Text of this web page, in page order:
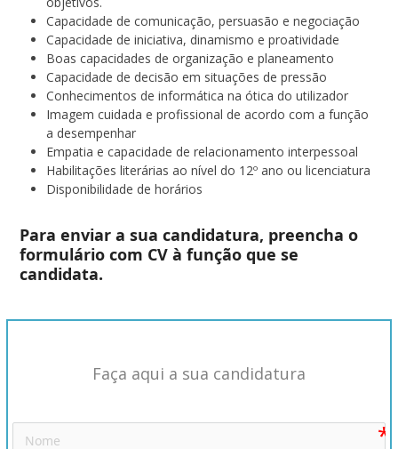
Capacidade de comunicação, persuasão e negociação
Capacidade de iniciativa, dinamismo e proatividade
Boas capacidades de organização e planeamento
Capacidade de decisão em situações de pressão
Conhecimentos de informática na ótica do utilizador
Imagem cuidada e profissional de acordo com a função
a desempenhar
Empatia e capacidade de relacionamento interpessoal
Habilitações literárias ao nível do 12º ano ou licenciatura
Disponibilidade de horários
Para enviar a sua candidatura, preencha o
formulário com CV à função que se
candidata.
Faça aqui a sua candidatura